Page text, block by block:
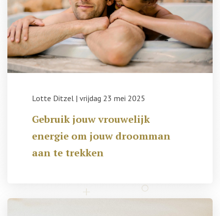
Lotte Ditzel | vrijdag 23 mei 2025
Gebruik jouw vrouwelijk
energie om jouw droomman
aan te trekken